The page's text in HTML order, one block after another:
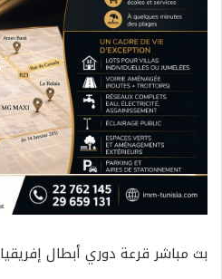
بث مباشر قرعة دوري أبطال إفريقيا